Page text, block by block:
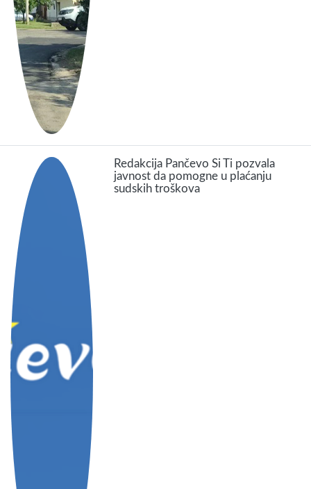
Redakcija Pančevo Si Ti pozvala
javnost da pomogne u plaćanju
sudskih troškova